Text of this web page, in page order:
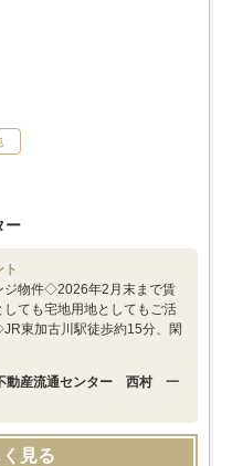
ー
ト
物件◇2026年2月末まで賃
ても宅地用地としてもご活
東加古川駅徒歩約15分、閑
動産流通センター 西村 一
見る